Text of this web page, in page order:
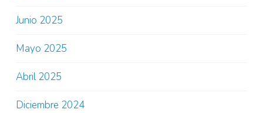
Junio 2025
Mayo 2025
Abril 2025
Diciembre 2024